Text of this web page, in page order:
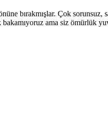
önüne bırakmışlar. Çok
ama siz ömürlük